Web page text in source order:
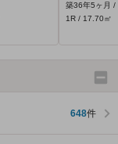
築36年5ヶ月 /
1R / 17.70㎡
648件